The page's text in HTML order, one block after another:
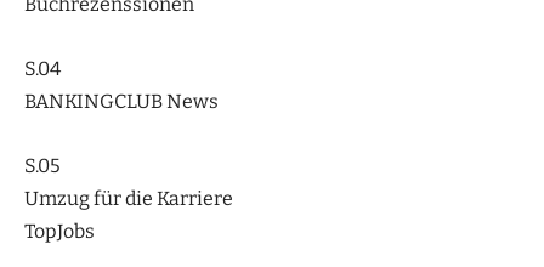
S.04
BANKINGCLUB News
S.05
Umzug für die Karriere
TopJobs